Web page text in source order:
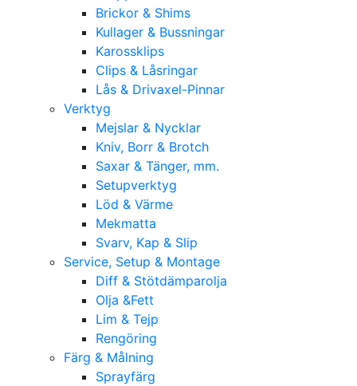
Brickor & Shims
Kullager & Bussningar
Karossklips
Clips & Låsringar
Lås & Drivaxel-Pinnar
Verktyg
Mejslar & Nycklar
Kniv, Borr & Brotch
Saxar & Tänger, mm.
Setupverktyg
Löd & Värme
Mekmatta
Svarv, Kap & Slip
Service, Setup & Montage
Diff & Stötdämparolja
Olja &Fett
Lim & Tejp
Rengöring
Färg & Målning
Sprayfärg